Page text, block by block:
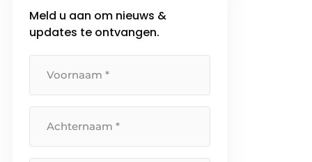
Meld u aan om nieuws &
updates te ontvangen.